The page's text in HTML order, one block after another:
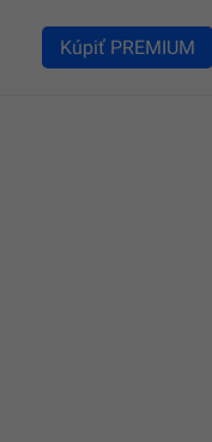
Kúpiť PREMIUM